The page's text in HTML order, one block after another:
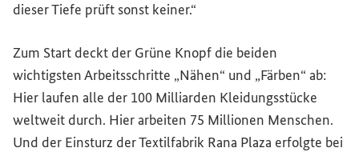
dieser Tiefe prüft sonst keiner.“
Zum Start deckt der Grüne Knopf die beiden
wichtigsten Arbeitsschritte „Nähen“ und „Färben“ ab:
Hier laufen alle der 100 Milliarden Kleidungsstücke
weltweit durch. Hier arbeiten 75 Millionen Menschen.
Und der Einsturz der Textilfabrik Rana Plaza erfolgte bei